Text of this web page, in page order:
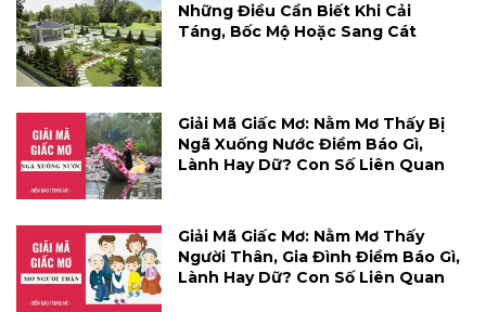
Những Điều Cần Biết Khi Cải
Táng, Bốc Mộ Hoặc Sang Cát
Giải Mã Giấc Mơ: Nằm Mơ Thấy Bị
Ngã Xuống Nước Điềm Báo Gì,
Lành Hay Dữ? Con Số Liên Quan
Giải Mã Giấc Mơ: Nằm Mơ Thấy
Người Thân, Gia Đình Điềm Báo Gì,
Lành Hay Dữ? Con Số Liên Quan